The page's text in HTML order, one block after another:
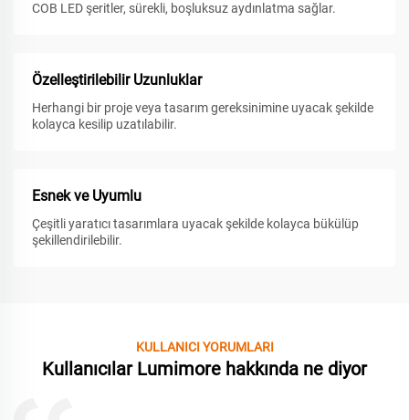
COB LED şeritler, sürekli, boşluksuz aydınlatma sağlar.
Özelleştirilebilir Uzunluklar
Herhangi bir proje veya tasarım gereksinimine uyacak şekilde
kolayca kesilip uzatılabilir.
Esnek ve Uyumlu
Çeşitli yaratıcı tasarımlara uyacak şekilde kolayca bükülüp
şekillendirilebilir.
KULLANICI YORUMLARI
Kullanıcılar Lumimore hakkında ne diyor